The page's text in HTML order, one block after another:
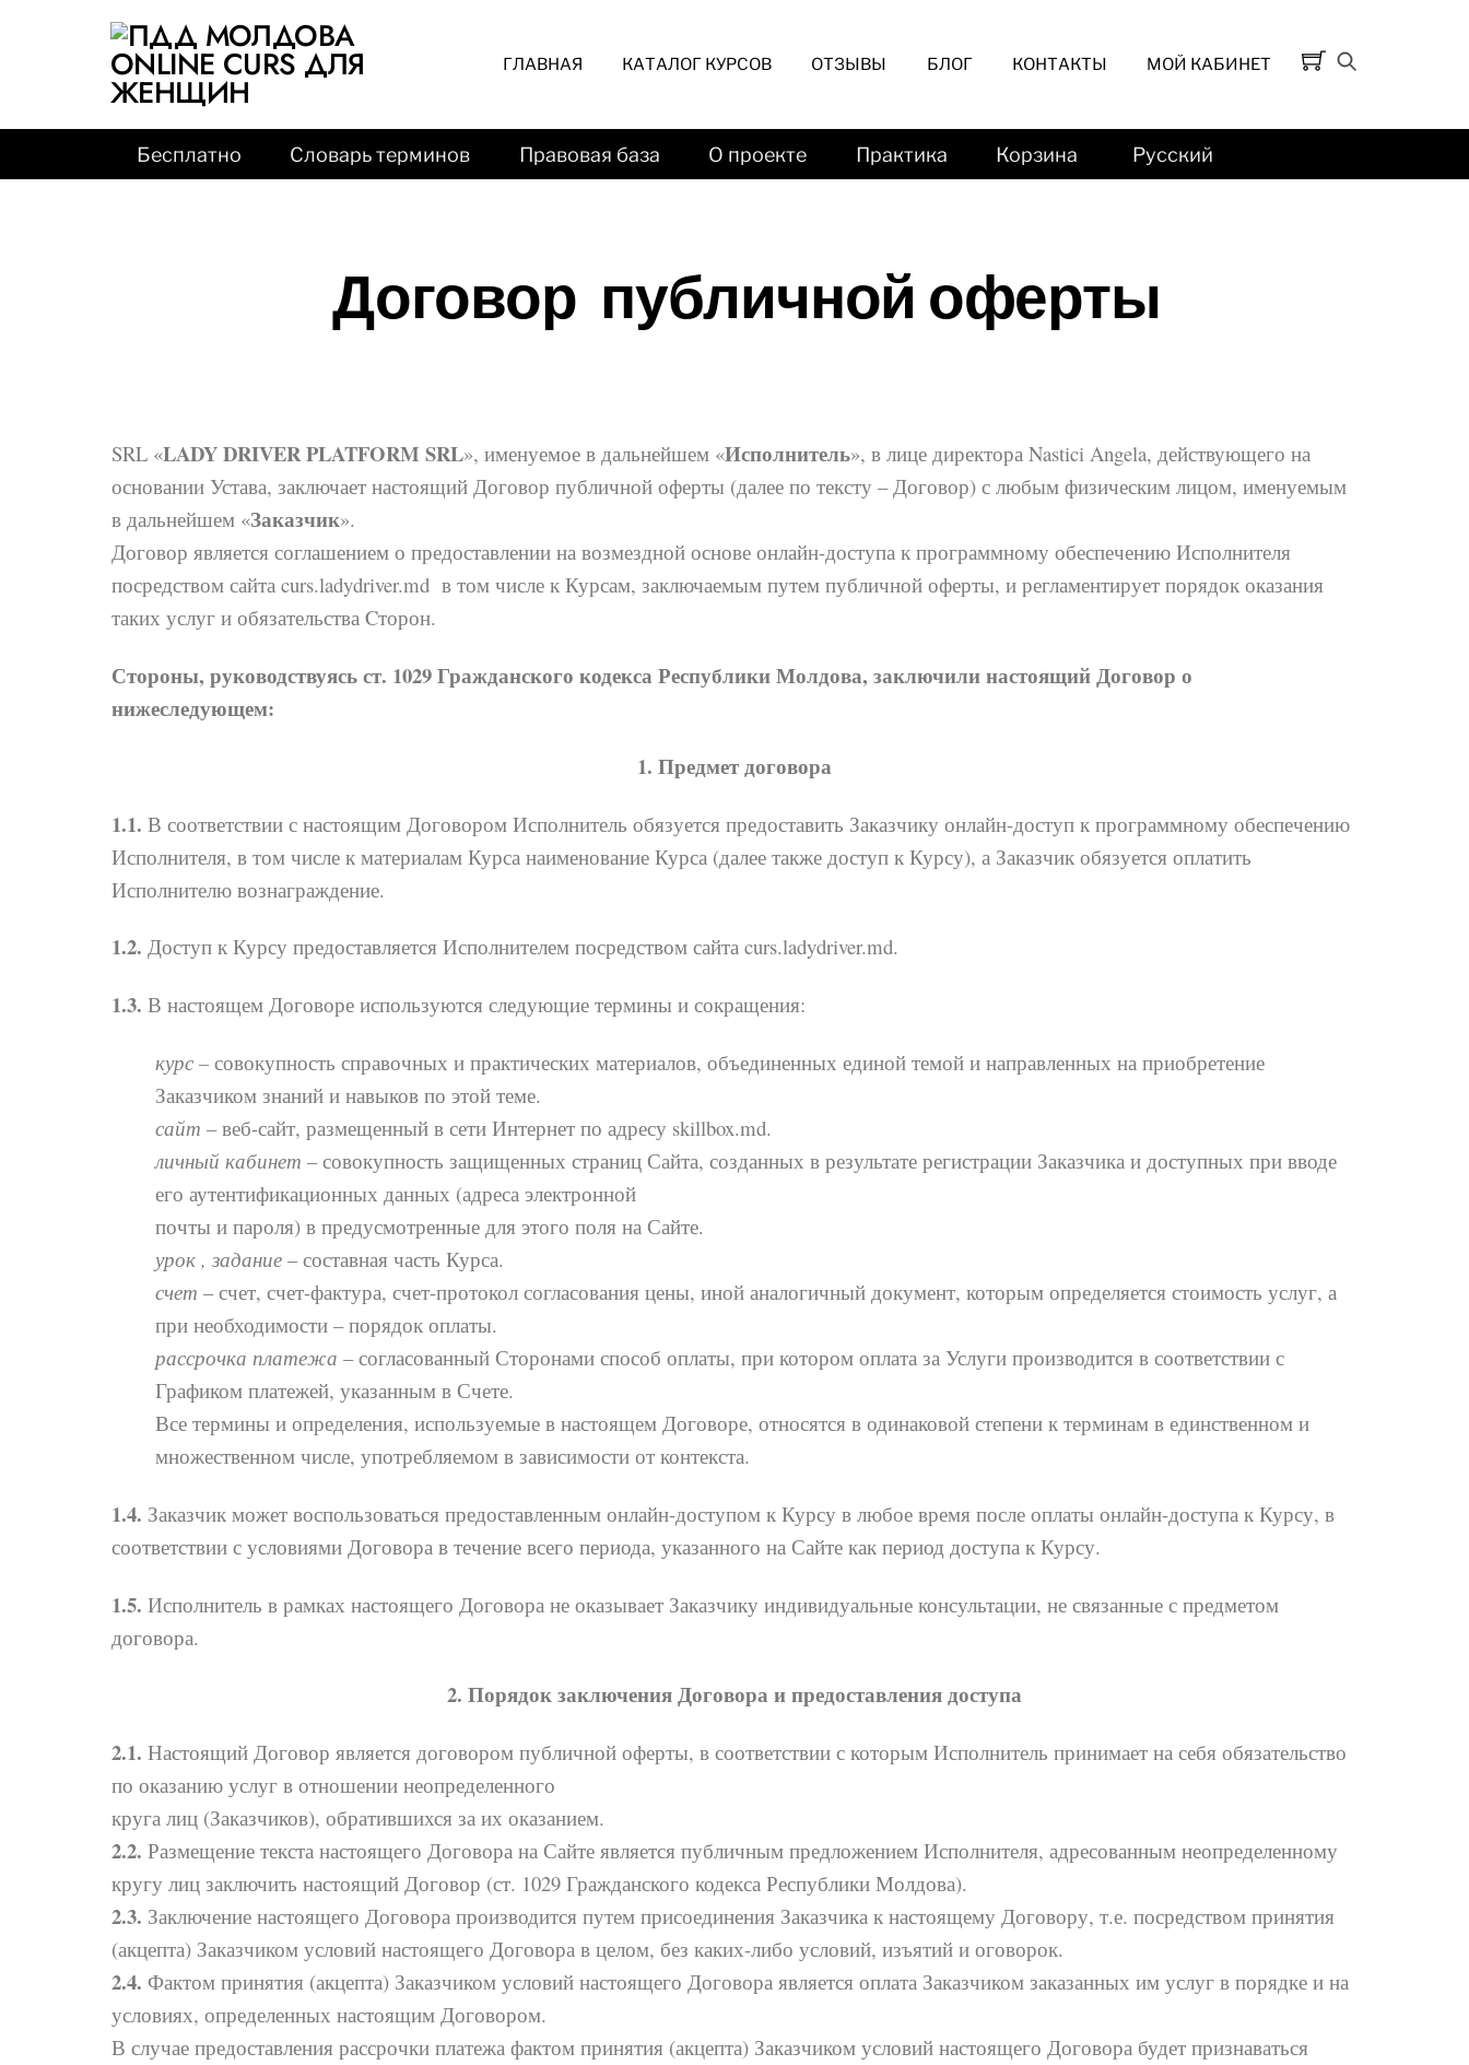
ГЛАВНАЯ КАТАЛОГ КУРСОВ ОТЗЫВЫ БЛОГ КОНТАКТЫ МОЙ КАБИНЕТ
Бесплатно Словарь терминов Правовая база О проекте Практика Корзина Русский
Договор публичной оферты
SRL «LADY DRIVER PLATFORM SRL», именуемое в дальнейшем «Исполнитель», в лице директора Nastici Angela, действующего на
основании Устава, заключает настоящий Договор публичной оферты (далее по тексту – Договор) с любым физическим лицом, именуемым
в дальнейшем «Заказчик».
Договор является соглашением о предоставлении на возмездной основе онлайн-доступа к программному обеспечению Исполнителя
посредством сайта curs.ladydriver.md в том числе к Курсам, заключаемым путем публичной оферты, и регламентирует порядок оказания
таких услуг и обязательства Cторон.
Стороны, руководствуясь ст. 1029 Гражданского кодекса Республики Молдова, заключили настоящий Договор о
нижеследующем:
1. Предмет договора
1.1. В соответствии с настоящим Договором Исполнитель обязуется предоставить Заказчику онлайн-доступ к программному обеспечению
Исполнителя, в том числе к материалам Курса наименование Курса (далее также доступ к Курсу), а Заказчик обязуется оплатить
Исполнителю вознаграждение.
1.2. Доступ к Курсу предоставляется Исполнителем посредством сайта curs.ladydriver.md.
1.3. В настоящем Договоре используются следующие термины и сокращения:
курс –совокупность справочных и практических материалов, объединенных единой темой и направленных на приобретение
Заказчиком знаний и навыков по этой теме.
сайт – веб-сайт, размещенный в сети Интернет по адресу skillbox.md.
личный кабинет – совокупность защищенных страниц Сайта, созданных в результате регистрации Заказчика и доступных при вводе
его аутентификационных данных (адреса электронной
почты и пароля) в предусмотренные для этого поля на Сайте.
урок , задание – составная часть Курса.
счет – счет, счет-фактура, счет-протокол согласования цены, иной аналогичный документ, которым определяется стоимость услуг, а
при необходимости – порядок оплаты.
рассрочка платежа – согласованный Сторонами способ оплаты, при котором оплата за Услуги производится в соответствии с
Графиком платежей, указанным в Счете.
Все термины и определения, используемые в настоящем Договоре, относятся в одинаковой степени к терминам в единственном и
множественном числе, употребляемом в зависимости от контекста.
1.4. Заказчик может воспользоваться предоставленным онлайн-доступом к Курсу в любое время после оплаты онлайн-доступа к Курсу, в
соответствии с условиями Договора в течение всего периода, указанного на Сайте как период доступа к Курсу.
1.5. Исполнитель в рамках настоящего Договора не оказывает Заказчику индивидуальные консультации, не связанные с предметом
договора.
2. Порядок заключения Договора и предоставления доступа
2.1. Настоящий Договор является договором публичной оферты, в соответствии с которым Исполнитель принимает на себя обязательство
по оказанию услуг в отношении неопределенного
круга лиц (Заказчиков), обратившихся за их оказанием.
2.2. Размещение текста настоящего Договора на Сайте является публичным предложением Исполнителя, адресованным неопределенному
кругу лиц заключить настоящий Договор (ст. 1029 Гражданского кодекса Республики Молдова).
2.3. Заключение настоящего Договора производится путем присоединения Заказчика к настоящему Договору, т.е. посредством принятия
(акцепта) Заказчиком условий настоящего Договора в целом, без каких-либо условий, изъятий и оговорок.
2.4. Фактом принятия (акцепта) Заказчиком условий настоящего Договора является оплата Заказчиком заказанных им услуг в порядке и на
условиях, определенных настоящим Договором.
В случае предоставления рассрочки платежа фактом принятия (акцепта) Заказчиком условий настоящего Договора будет признаваться